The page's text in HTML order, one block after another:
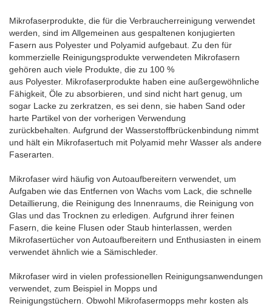
Mikrofaserprodukte, die für die Verbraucherreinigung verwendet
werden, sind im Allgemeinen aus gespaltenen konjugierten
Fasern aus Polyester und Polyamid aufgebaut. Zu den für
kommerzielle Reinigungsprodukte verwendeten Mikrofasern
gehören auch viele Produkte, die zu 100 %
aus Polyester. Mikrofaserprodukte haben eine außergewöhnliche
Fähigkeit, Öle zu absorbieren, und sind nicht hart genug, um
sogar Lacke zu zerkratzen, es sei denn, sie haben Sand oder
harte Partikel von der vorherigen Verwendung
zurückbehalten. Aufgrund der Wasserstoffbrückenbindung nimmt
und hält ein Mikrofasertuch mit Polyamid mehr Wasser als andere
Faserarten.
Mikrofaser wird häufig von Autoaufbereitern verwendet, um
Aufgaben wie das Entfernen von Wachs vom Lack, die schnelle
Detaillierung, die Reinigung des Innenraums, die Reinigung von
Glas und das Trocknen zu erledigen. Aufgrund ihrer feinen
Fasern, die keine Flusen oder Staub hinterlassen, werden
Mikrofasertücher von Autoaufbereitern und Enthusiasten in einem
verwendet ähnlich wie a Sämischleder.
Mikrofaser wird in vielen professionellen Reinigungsanwendungen
verwendet, zum Beispiel in Mopps und
Reinigungstüchern. Obwohl Mikrofasermopps mehr kosten als